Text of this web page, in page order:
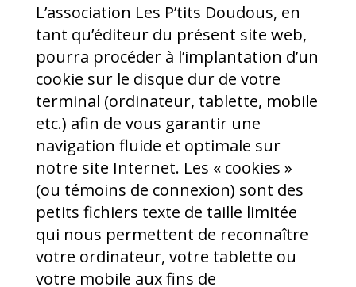
L’association Les P’tits Doudous, en
tant qu’éditeur du présent site web,
pourra procéder à l’implantation d’un
cookie sur le disque dur de votre
terminal (ordinateur, tablette, mobile
etc.) afin de vous garantir une
navigation fluide et optimale sur
notre site Internet. Les « cookies »
(ou témoins de connexion) sont des
petits fichiers texte de taille limitée
qui nous permettent de reconnaître
votre ordinateur, votre tablette ou
votre mobile aux fins de